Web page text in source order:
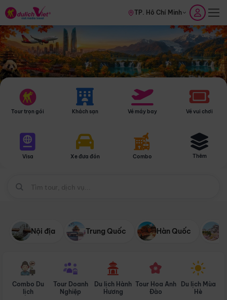
TP. Hồ Chí Minh
Tour trọn gói Khách sạn Vé máy bay Vé vui chơi
Visa Xe đưa đón Combo Thêm
Nội địa Trung Quốc Hàn Quốc
Combo Du
lịch
Tour Doanh
Nghiệp
Du lịch Hành
Hương
Tour Hoa Anh
Đào
Du lịch Mùa
Hè